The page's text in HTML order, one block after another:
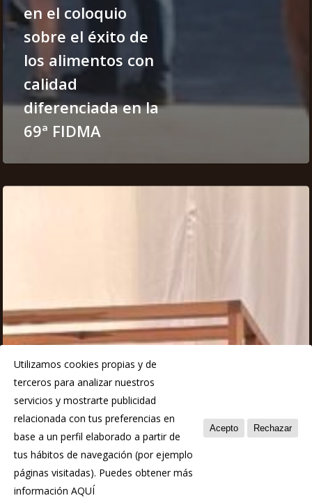
en el coloquio
sobre el éxito de
los alimentos con
calidad
diferenciada en la
69ª FIDMA
Utilizamos cookies propias y de
terceros para analizar nuestros
servicios y mostrarte publicidad
relacionada con tus preferencias en
base a un perfil elaborado a partir de
tus hábitos de navegación (por ejemplo
páginas visitadas). Puedes obtener más
información AQUÍ
Acepto Rechazar